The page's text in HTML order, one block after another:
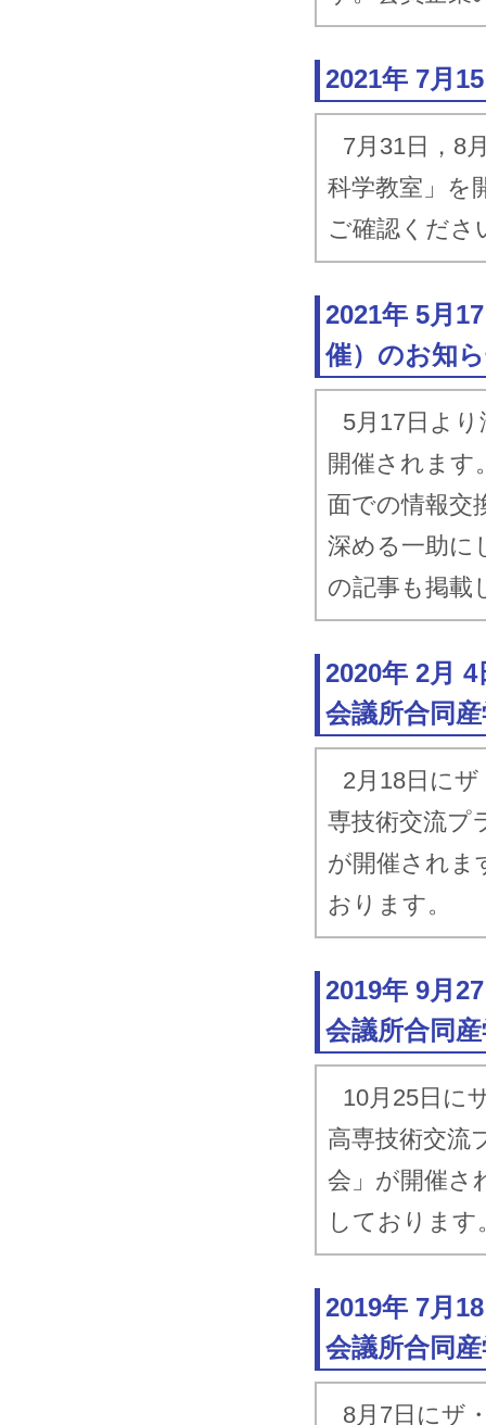
2021年 7月
7月31日，8
科学教室」を
ご確認くださ
2021年 5月
催）のお知
5月17日よ
開催されます
面での情報交
深める一助に
の記事も掲載
2020年 2月
会議所合同
2月18日に
専技術交流プ
が開催されま
おります。
2019年 9月
会議所合同
10月25日に
高専技術交流
会」が開催さ
しております
2019年 7月
会議所合同
8月7日にザ